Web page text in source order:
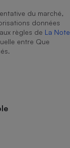
du marché,
données
règles de La Note
entre Que